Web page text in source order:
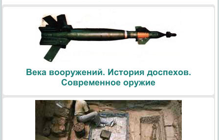
Века вооружений. История доспехов.
Современное оружие